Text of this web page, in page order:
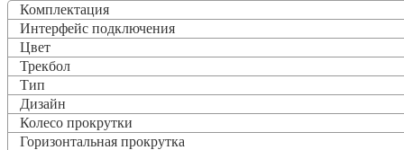
Комплектация
Интерфейс подключения
Цвет
Трекбол
Тип
Дизайн
Колесо прокрутки
Горизонтальная прокрутка